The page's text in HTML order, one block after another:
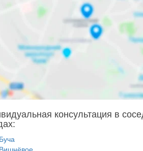
консультация в